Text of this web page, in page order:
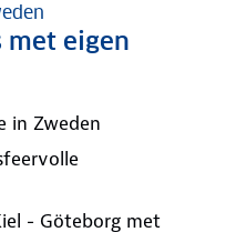
met eigen
in Zweden
- Göteborg met